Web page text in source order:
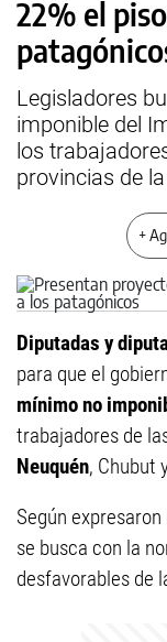
22% el
Legisladores
imponible del
los
provincias de
+
Diputadas y
para que el
mínimo no
trabajadores de
Neuquén, Chubut
Según
se busca con la
desfavorables de